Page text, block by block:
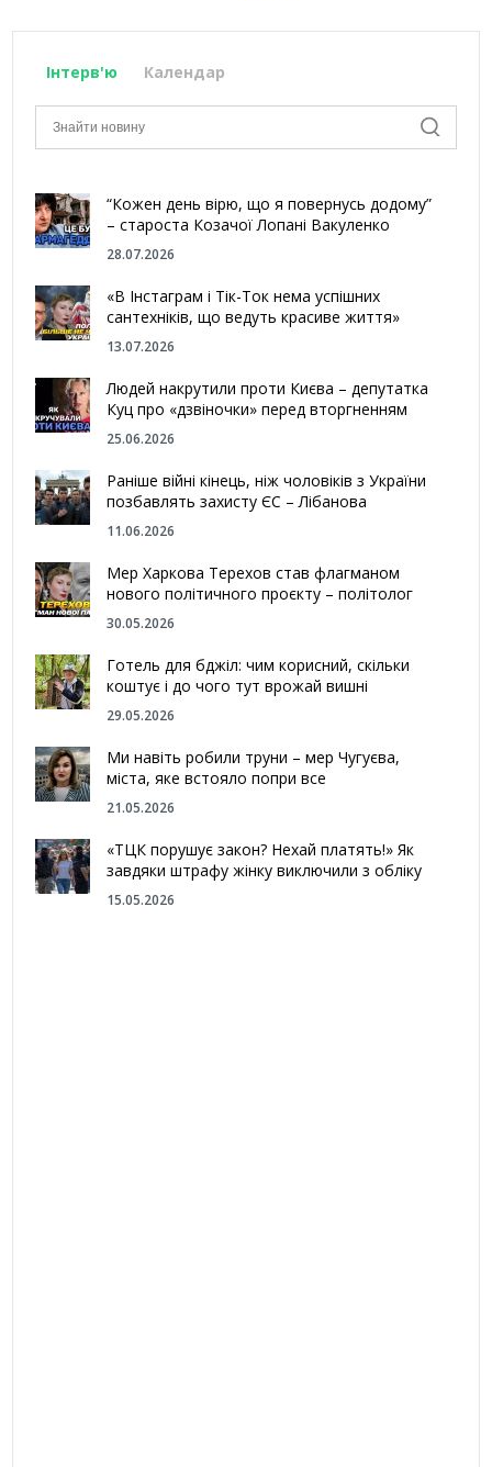
Інтерв'ю Календар
“Кожен день вірю, що я повернусь додому”
– староста Козачої Лопані Вакуленко
28.07.2026
«В Інстаграм і Тік-Ток нема успішних
сантехніків, що ведуть красиве життя»
13.07.2026
Людей накрутили проти Києва – депутатка
Куц про «дзвіночки» перед вторгненням
25.06.2026
Раніше війні кінець, ніж чоловіків з України
позбавлять захисту ЄС – Лібанова
11.06.2026
Мер Харкова Терехов став флагманом
нового політичного проєкту – політолог
30.05.2026
Готель для бджіл: чим корисний, скільки
коштує і до чого тут врожай вишні
29.05.2026
Ми навіть робили труни – мер Чугуєва,
міста, яке встояло попри все
21.05.2026
«ТЦК порушує закон? Нехай платять!» Як
завдяки штрафу жінку виключили з обліку
15.05.2026